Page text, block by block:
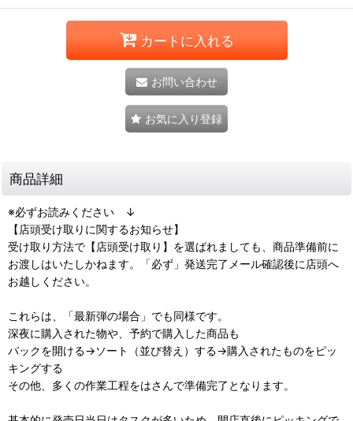
カートに入れる
お問い合わせ
お気に入り登録
商品詳細
※必ずお読みください ↓
【店頭受け取りに関するお知らせ】
受け取り方法で【店頭受け取り】を選ばれましても、商品準備前に
お渡しはいたしかねます。「必ず」発送完了メール確認後に店頭へ
お越しください。
これらは、「最新弾の場合」でも同様です。
深夜に購入された物や、予約で購入した商品も
パックを開ける→ソート（並び替え）する→購入されたものをピッ
キングする
その他、多くの作業工程をはさんで準備完了となります。